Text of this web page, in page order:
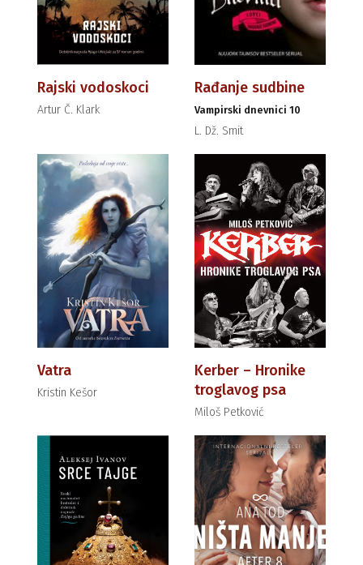
Rajski vodoskoci
Artur Č. Klark
Rađanje sudbine
Vampirski dnevnici 10
L. Dž. Smit
Vatra
Kristin Kešor
Kerber – Hronike
troglavog psa
Miloš Petković